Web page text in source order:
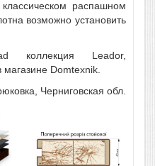
распашном
возможно установить
коллекция Leador,
Domtexnik.
Черниговская обл.